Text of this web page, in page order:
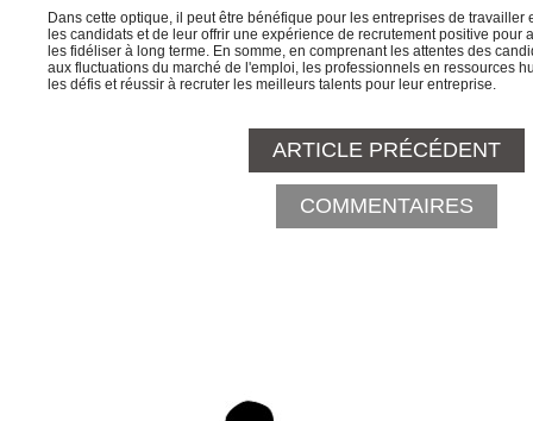
Dans cette optique, il peut être bénéfique pour les entreprises de travailler
les candidats et de leur offrir une expérience de recrutement positive pour
les fidéliser à long terme. En somme, en comprenant les attentes des
aux fluctuations du marché de l'emploi, les professionnels en ressources
les défis et réussir à recruter les meilleurs talents pour leur entreprise.
ARTICLE PRÉCÉDENT
COMMENTAIRES